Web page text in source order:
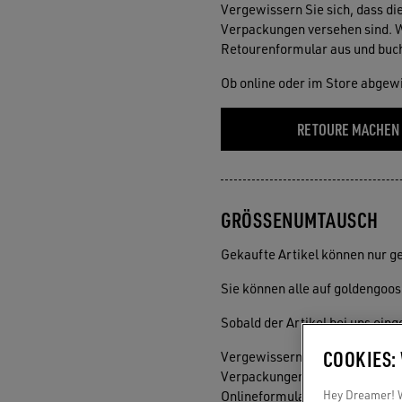
Vergewissern Sie sich, dass
Verpackungen versehen sind.
Retourenformular aus und
Ob online oder im Store
RETOURE MACHEN
GRÖSSENUMTAUSCH
Gekaufte Artikel können nur
Sie können alle auf
Sobald der Artikel bei uns
Vergewissern Sie sich, dass
Verpackungen versehen sind.
Onlineformular aus undHey Dreamer!